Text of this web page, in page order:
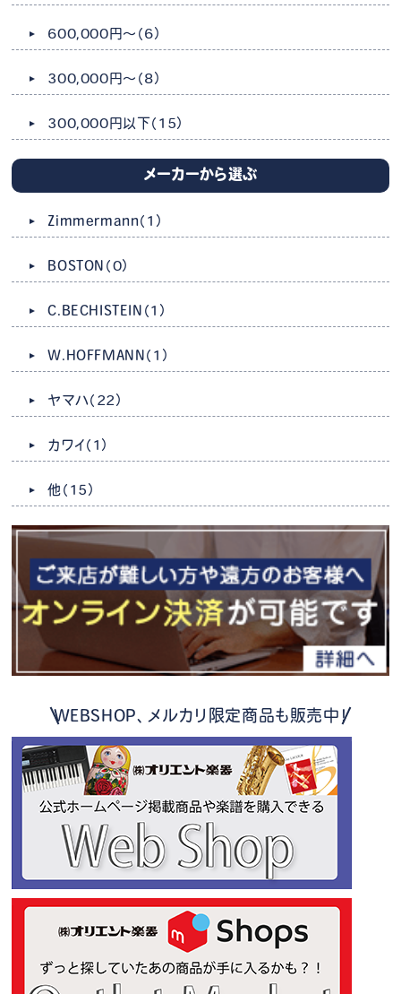
600,000円～ （6）
300,000円～ （8）
300,000円以下 （15）
メーカーから選ぶ
Zimmermann（1）
BOSTON （0）
C.BECHISTEIN （1）
W.HOFFMANN （1）
ヤマハ （22）
カワイ （1）
他 （15）
WEBSHOP、メルカリ限定商品も販売中！